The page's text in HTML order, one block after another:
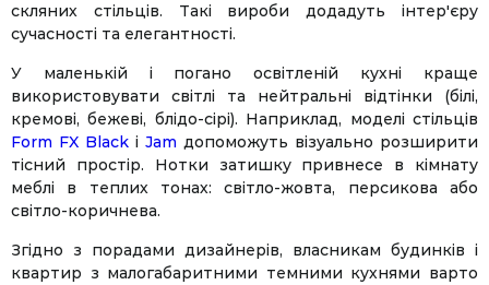
скляних стільців. Такі вироби додадуть інтер'єру
сучасності та елегантності.
У маленькій і погано освітленій кухні краще
використовувати світлі та нейтральні відтінки (білі,
кремові, бежеві, блідо-сірі). Наприклад, моделі стільців
Form FX Black і Jam допоможуть візуально розширити
тісний простір. Нотки затишку привнесе в кімнату
меблі в теплих тонах: світло-жовта, персикова або
світло-коричнева.
Згідно з порадами дизайнерів, власникам будинків і
квартир з малогабаритними темними кухнями варто